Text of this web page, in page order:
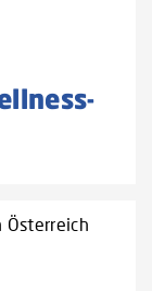
Österreich